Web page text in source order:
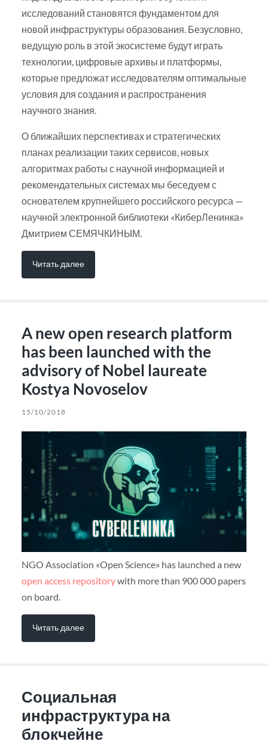
исследований становятся фундаментом для
новой инфраструктуры образования. Безусловно,
ведущую роль в этой экосистеме будут играть
технологии, цифровые архивы и платформы,
которые предложат исследователям оптимальные
условия для создания и распространения
научного знания.
О ближайших перспективах и стратегических
планах реализации таких сервисов, новых
алгоритмах работы с научной информацией и
рекомендательных системах мы беседуем с
основателем крупнейшего российского ресурса —
научной электронной библиотеки «КиберЛенинка»
Дмитрием СЕМЯЧКИНЫМ.
Читать далее
A new open research platform
has been launched with the
advisory of Nobel laureate
Kostya Novoselov
15/10/2018
NGO Association «Open Science» has launched a new
open access repositorywith more than 900 000 papers
on board.
Читать далее
Социальная
инфраструктура на
блокчейне